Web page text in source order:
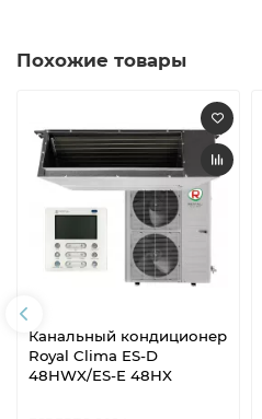
Похожие товары
Канальный кондиционер
Royal Clima ES-D
48HWX/ES-E 48HX